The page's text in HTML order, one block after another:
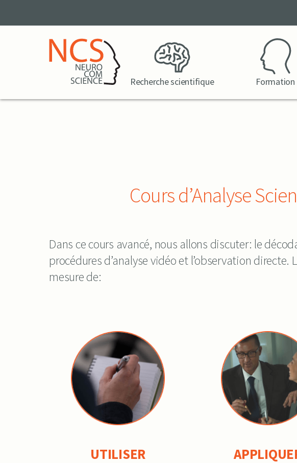
Recherche scientifique Formation
Cours d’Analyse
Dans ce cours avancé, nous allons discuter: le
procédures d’analyse vidéo et l’observation
mesure de:
UTILISER